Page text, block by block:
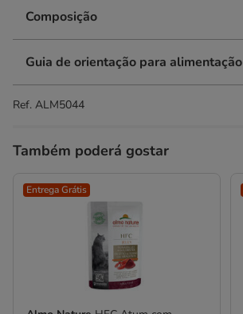
Composição
Guia de orientação para alimentação
Ref. ALM5044
Também poderá gostar
Entrega Grátis